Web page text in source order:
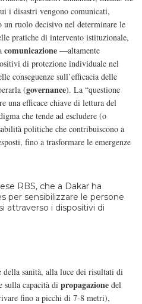
i disastri vengono comunicati,
un ruolo decisivo nel determinare le
pratiche di intervento istituzionale,
comunicazione —altamente
di protezione individuale nel
conseguenze sull’efficacia delle
(governance). La “questione
una efficace chiave di lettura del
che tende ad escludere (o
politiche che contribuiscono a
fino a trasformare le emergenze
RBS, che a Dakar ha
per sensibilizzare le persone
attraverso i dispositivi di
della sanità, alla luce dei risultati di
sulla capacità di propagazione del
fino a picchi di 7-8 metri),